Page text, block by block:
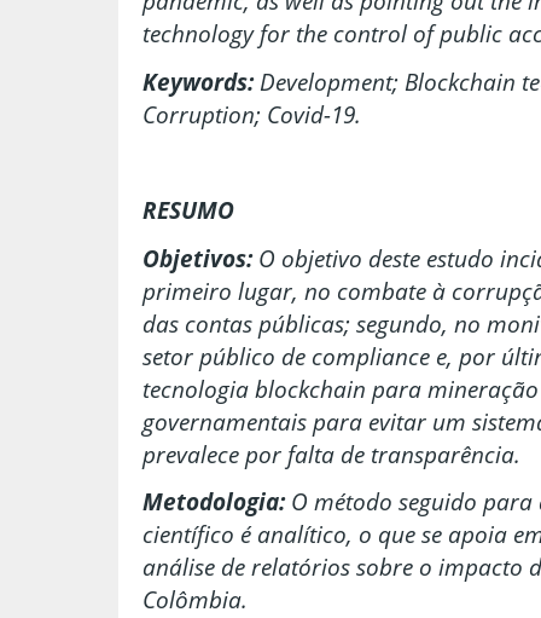
technology for the control of public
Keywords:Development; Blockchain
Corruption; Covid-19.
RESUMO
Objetivos:O objetivo deste estudo
primeiro lugar, no combate à
das contas públicas; segundo, no
setor público de compliance e, por
tecnologia blockchain para
governamentais para evitar um
prevalece por falta de transparência.
Metodologia:O método seguido
científico é analítico, o que se apoia
análise de relatórios sobre o impacto
Colômbia.